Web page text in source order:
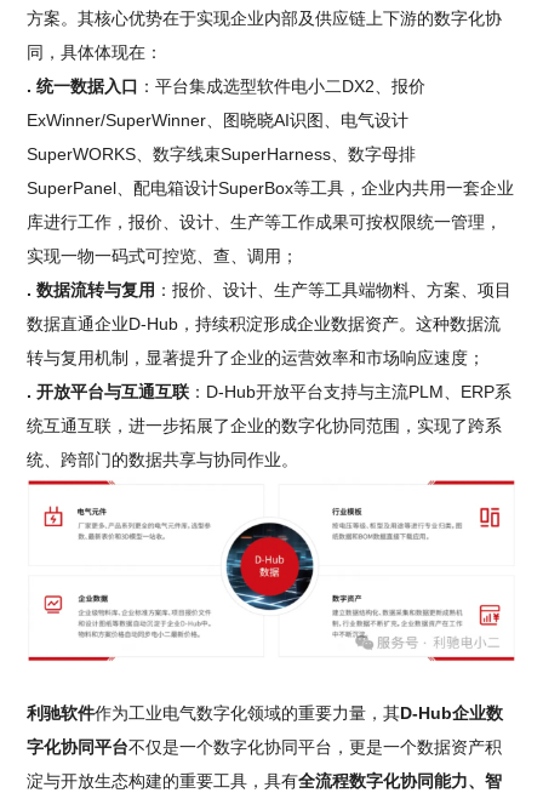
方案。其核心优势在于实现企业内部及供应链上下游的数字化协
同，具体体现在：
. 统一数据入口 ：平台集成选型软件电小二DX2、报价
ExWinner/SuperWinner、图晓晓AI识图、电气设计
SuperWORKS、数字线束SuperHarness、数字母排
SuperPanel、配电箱设计SuperBox等工具，企业内共用一套企业
库进行工作，报价、设计、生产等工作成果可按权限统一管理，
实现一物一码式可控览、查、调用；
. 数据流转与复用 ：报价、设计、生产等工具端物料、方案、项目
数据直通企业D-Hub，持续积淀形成企业数据资产。这种数据流
转与复用机制，显著提升了企业的运营效率和市场响应速度；
. 开放平台与互通互联 ：D-Hub开放平台支持与主流PLM、ERP系
统互通互联，进一步拓展了企业的数字化协同范围，实现了跨系
统、跨部门的数据共享与协同作业。
利驰软件作为工业电气数字化领域的重要力量，其D-Hub企业数
字化协同平台不仅是一个数字化协同平台，更是一个数据资产积
淀与开放生态构建的重要工具，具有全流程数字化协同能力、智